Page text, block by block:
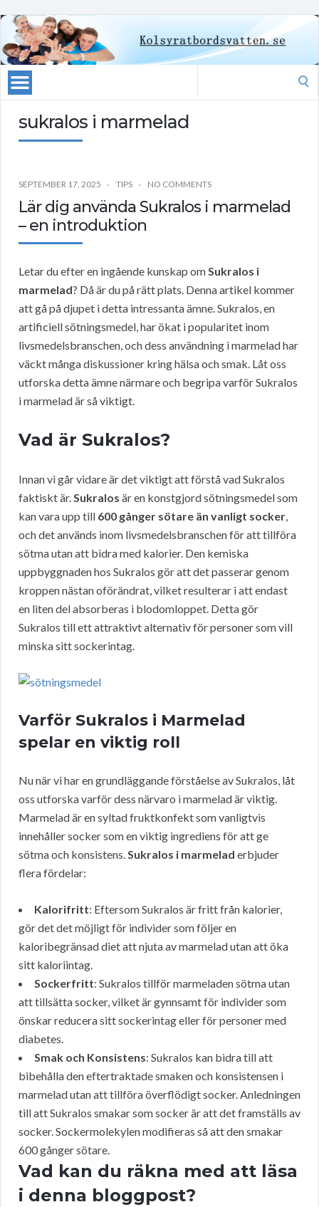
sukralos i marmelad
SEPTEMBER 17, 2025 TIPS NO COMMENTS
Lär dig använda Sukralos i marmelad
– en introduktion
Letar du efter en ingående kunskap omSukralos i
marmelad? Då är du på rätt plats. Denna artikel kommer
att gå på djupet i detta intressanta ämne. Sukralos, en
artificiell sötningsmedel, har ökat i popularitet inom
livsmedelsbranschen, och dess användning i marmelad har
väckt många diskussioner kring hälsa och smak. Låt oss
utforska detta ämne närmare och begripa varför Sukralos
i marmelad är så viktigt.
Vad är Sukralos?
Innan vi går vidare är det viktigt att förstå vad Sukralos
faktiskt är.Sukralos är en konstgjord sötningsmedel som
kan vara upp till 600 gånger sötare än vanligt socker,
och det används inom livsmedelsbranschen för att tillföra
sötma utan att bidra med kalorier. Den kemiska
uppbyggnaden hos Sukralos gör att det passerar genom
kroppen nästan oförändrat, vilket resulterar i att endast
en liten del absorberas i blodomloppet. Detta gör
Sukralos till ett attraktivt alternativ för personer som vill
minska sitt sockerintag.
Varför Sukralos i Marmelad
spelar en viktig roll
Nu när vi har en grundläggande förståelse av Sukralos, låt
oss utforska varför dess närvaro i marmelad är viktig.
Marmelad är en syltad fruktkonfekt som vanligtvis
innehåller socker som en viktig ingrediens för att ge
sötma och konsistens.Sukralos i marmelad erbjuder
flera fördelar:
Kalorifritt: Eftersom Sukralos är fritt från kalorier,
gör det det möjligt för individer som följer en
kaloribegränsad diet att njuta av marmelad utan att öka
sitt kaloriintag.
Sockerfritt: Sukralos tillför marmeladen sötma utan
att tillsätta socker, vilket är gynnsamt för individer som
önskar reducera sitt sockerintag eller för personer med
diabetes.
Smak och Konsistens: Sukralos kan bidra till att
bibehålla den eftertraktade smaken och konsistensen i
marmelad utan att tillföra överflödigt socker. Anledningen
till att Sukralos smakar som socker är att det framställs av
socker. Sockermolekylen modifieras så att den smakar
600 gånger sötare.
Vad kan du räkna med att läsa
i denna bloggpost?